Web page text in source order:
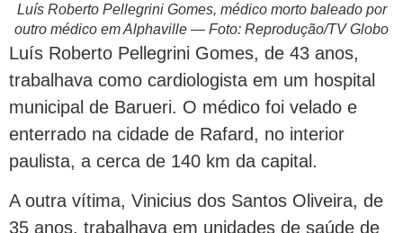
Luís Roberto Pellegrini Gomes, médico morto baleado por
outro médico em Alphaville — Foto: Reprodução/TV Globo
Luís Roberto Pellegrini Gomes, de 43 anos,
trabalhava como cardiologista em um hospital
municipal de Barueri. O médico foi velado e
enterrado na cidade de Rafard, no interior
paulista, a cerca de 140 km da capital.
A outra vítima, Vinicius dos Santos Oliveira, de
35 anos, trabalhava em unidades de saúde de